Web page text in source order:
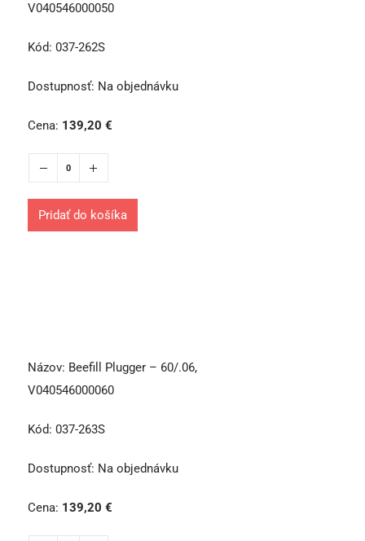
V040546000050
Kód: 037-262S
Dostupnosť: Na objednávku
Cena: 139,20 €
Pridať do košíka
Názov: Beefill Plugger – 60/.06,
V040546000060
Kód: 037-263S
Dostupnosť: Na objednávku
Cena: 139,20 €